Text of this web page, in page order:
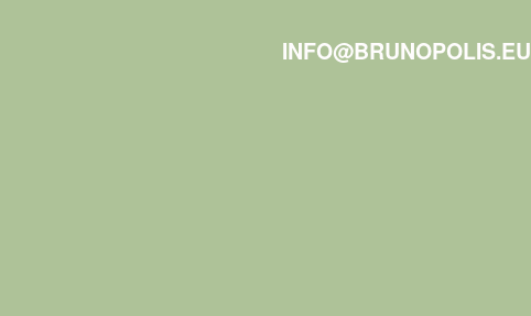
INFO@BRUNOPOLIS.EU